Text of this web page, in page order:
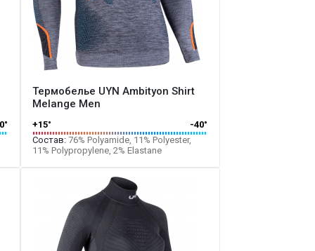
Термобелье UYN Ambityon Shirt
Melange Men
+15°
-40°
Состав:76% Polyamide, 11% Polyester,
11% Polypropylene, 2% Elastane